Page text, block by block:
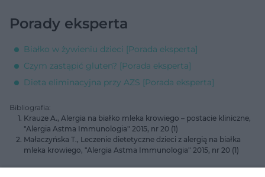
Porady eksperta
Białko w żywieniu dzieci [Porada eksperta]
Czym zastąpić gluten? [Porada eksperta]
Dieta eliminacyjna przy AZS [Porada eksperta]
Bibliografia:
Krauze A., Alergia na białko mleka krowiego – postacie kliniczne,
"Alergia Astma Immunologia" 2015, nr 20 (1)
Małaczyńska T., Leczenie dietetyczne dzieci z alergią na białka
mleka krowiego, "Alergia Astma Immunologia" 2015, nr 20 (1)